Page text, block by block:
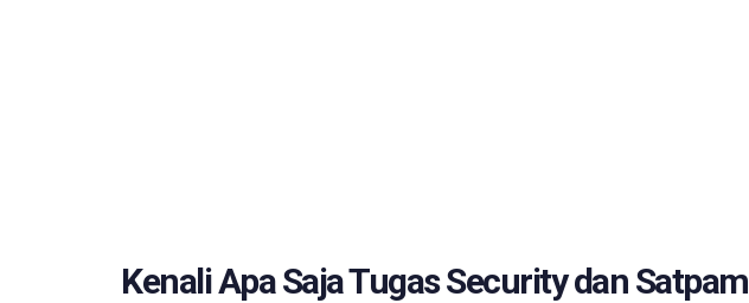
Kenali Apa Saja Tugas Security dan Satpam